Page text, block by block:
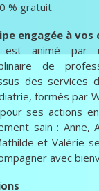
% gratuit
engagée à vos
est animé par
de
des services
formés par
ses actions
sain : Anne,
et Valérie
avec